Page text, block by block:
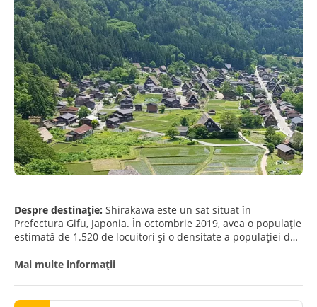
Despre destinație: Shirakawa este un sat situat în
Prefectura Gifu, Japonia. În octombrie 2019, avea o populație
estimată de 1.520 de locuitori și o densitate a populației de
Mai multe informații